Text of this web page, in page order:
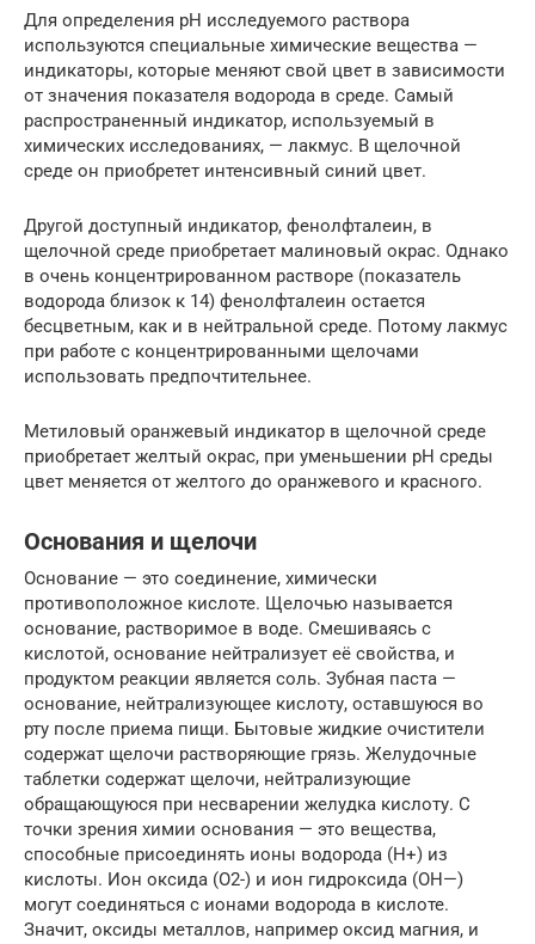
Для определения pH исследуемого раствора
используются специальные химические вещества —
индикаторы, которые меняют свой цвет в зависимости
от значения показателя водорода в среде. Самый
распространенный индикатор, используемый в
химических исследованиях, — лакмус. В щелочной
среде он приобретет интенсивный синий цвет.
Другой доступный индикатор, фенолфталеин, в
щелочной среде приобретает малиновый окрас. Однако
в очень концентрированном растворе (показатель
водорода близок к 14) фенолфталеин остается
бесцветным, как и в нейтральной среде. Потому лакмус
при работе с концентрированными щелочами
использовать предпочтительнее.
Метиловый оранжевый индикатор в щелочной среде
приобретает желтый окрас, при уменьшении pH среды
цвет меняется от желтого до оранжевого и красного.
Основания и щелочи
Основание — это соединение, химически
противоположное кислоте. Щелочью называется
основание, растворимое в воде. Смешиваясь с
кислотой, основание нейтрализует её свойства, и
продуктом реакции является соль. Зубная паста —
основание, нейтрализующее кислоту, оставшуюся во
рту после приема пищи. Бытовые жидкие очистители
содержат щелочи растворяющие грязь. Желудочные
таблетки содержат щелочи, нейтрализующие
обращающуюся при несварении желудка кислоту. С
точки зрения химии основания — это вещества,
способные присоединять ионы водорода (Н+) из
кислоты. Ион оксида (О2-) и ион гидроксида (ОН—)
могут соединяться с ионами водорода в кислоте.
Значит, оксиды металлов, например оксид магния, и